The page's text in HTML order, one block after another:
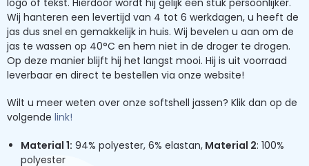
Wij hanteren een levertijd van 4 tot 6 werkdagen, u heeft de
jas dus snel en gemakkelijk in huis. Wij bevelen u aan om de
jas te wassen op 40°C en hem niet in de droger te drogen.
Op deze manier blijft hij het langst mooi. Hij is uit voorraad
leverbaar en direct te bestellen via onze website!
Wilt u meer weten over onze softshell jassen? Klik dan op de
volgende link!
Material 1: 94% polyester, 6% elastan, Material 2: 100%
polyester